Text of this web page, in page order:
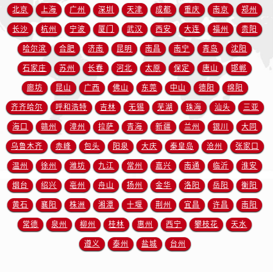
福建省漳州市龙文区步港路帝舵售后服务中心（需提前预约）
江苏省常州市新北区龙锦路1590号现代传媒中心5号楼10层1008室帝舵售后服务中心（需提前预约）
江苏省淮安市清江浦区淮海北路帝舵售后服务中心（需提前预约）
江苏省连云港市海州区通灌北路帝舵售后服务中心（需提前预约）
江苏省南京市秦淮区中山南路1号南京中心22层22-C1-C3室帝舵售后服务中心（需提前预约）
江苏省宿迁市宿城区西湖路帝舵售后服务中心（需提前预约）
江苏省泰州市海陵区永定东路399号置地商务中心东塔（华润万象城）17层1706室帝舵售后服务中心（需提前预约）
江苏省徐州市鼓楼区淮海东路29号苏宁广场IFC国际金融中心35层3508室帝舵售后服务中心（需提前预约）
江苏省盐城市盐都区世纪大道5号盐城金融城写字楼1号楼16层1604室帝舵售后服务中心（需提前预约）
江苏省扬州市邗江区国展路29号星耀天地写字楼1号楼18层1803室帝舵售后服务中心（需提前预约）
江苏省镇江市京口区中山东路帝舵售后服务中心（需提前预约）
江西省抚州市临川区赣东大道帝舵售后服务中心（需提前预约）
江西省赣州市章贡区文清路帝舵售后服务中心（需提前预约）
北京 上海 广州 深圳 天津 成都 重庆 南京 郑州
长沙 杭州 宁波 厦门 武汉 西安 大连 福州 贵阳
哈尔滨 合肥 济南 昆明 南昌 南宁 青岛 沈阳
石家庄 苏州 长春 河北 太原 保定 唐山 邯郸
廊坊 昆山 广西 佛山 东莞 中山 德阳 绵阳
齐齐哈尔 呼和浩特 吉林 无锡 芜湖 珠海 汕头 三亚
海口 赣州 漳州 拉萨 青海 新疆 兰州 银川 大同
乌鲁木齐 赤峰 包头 阳泉 大庆 秦皇岛 沧州 张家口
温州 徐州 潍坊 九江 常州 嘉兴 南通 临沂 淮安
烟台 绍兴 亳州 舟山 扬州 金华 洛阳 岳阳 衡阳
黄石 襄阳 株洲 湘潭 十堰 荆州 宜昌 许昌 南阳
常德 泉州 柳州 桂林 惠州 西宁 攀枝花 天水
遵义 泰州 盐城 台州